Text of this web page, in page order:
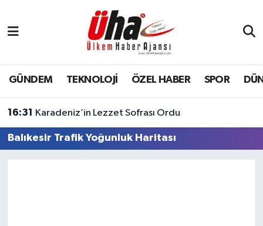
GÜNDEM TEKNOLOJİ ÖZEL HABER SPOR
16:31 Karadeniz’in Lezzet Sofrası Ordu
Balıkesir Trafik Yoğunluk Haritası
İstanbul Nöbetçi Eczaneler
İstanbul Hava Durumu
İstanbul Trafik Yoğunluk Haritası